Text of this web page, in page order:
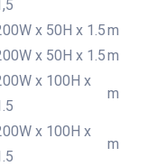
x 50H x 1.5m
x 50H x 1.5m
x 100H x
m
x 100H x
m